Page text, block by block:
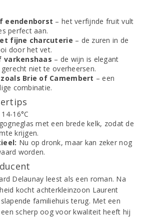
eendenborst – het verfijnde fruit vult
perfect aan.
fijne charcuterie – de zuren in de
door het vet.
varkenshaas – de wijn is elegant
niet te overheersen.
Brie of Camembert – een
combinatie.
14-16°C
met een brede kelk, zodat de
krijgen.
Nu op dronk, maar kan zeker nog
worden.
Delaunay leest als een roman. Na
kocht achterkleinzoon Laurent
familiehuis terug. Met een
scherp oog voor kwaliteit heeft hij